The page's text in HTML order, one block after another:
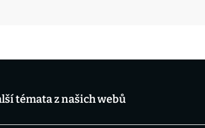
témata z našich webů